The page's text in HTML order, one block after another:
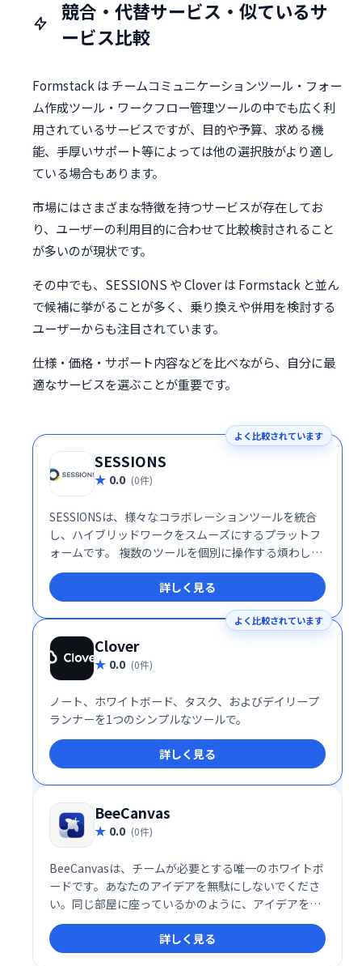
競合・代替サービス・似ているサ
ービス比較
Formstack は チームコミュニケーションツール・フォー
ム作成ツール・ワークフロー管理ツールの中でも広く利
用されているサービスですが、目的や予算、求める機
能、手厚いサポート等によっては他の選択肢がより適し
ている場合もあります。
市場にはさまざまな特徴を持つサービスが存在してお
り、ユーザーの利用目的に合わせて比較検討されること
が多いのが現状です。
その中でも、SESSIONS や Clover は Formstack と並ん
で候補に挙がることが多く、乗り換えや併用を検討する
ユーザーからも注目されています。
仕様・価格・サポート内容などを比べながら、自分に最
適なサービスを選ぶことが重要です。
よく比較されています
SESSIONS
0.0 (0件)
SESSIONSは、様々なコラボレーションツールを統合
し、ハイブリッドワークをスムーズにするプラットフ
ォームです。 複数のツールを個別に操作する煩わしさ
を解消し、1つの場所で全てのコミュニケーションを
管理できます。 効率的な情報共有と円滑なチームワー
クを実現し、生産性の向上に貢献します。
詳しく見る
よく比較されています
Clover
0.0 (0件)
ノート、ホワイトボード、タスク、およびデイリープ
ランナーを1つのシンプルなツールで。
詳しく見る
BeeCanvas
0.0 (0件)
BeeCanvasは、チームが必要とする唯一のホワイトボ
ードです。あなたのアイデアを無駄にしないでくださ
い。同じ部屋に座っているかのように、アイデアを視
覚化して作業をすばやく完了します。BeeCanvasは、
お気に入りの日常のツールともシームレスに統合でき
ます。
詳しく見る